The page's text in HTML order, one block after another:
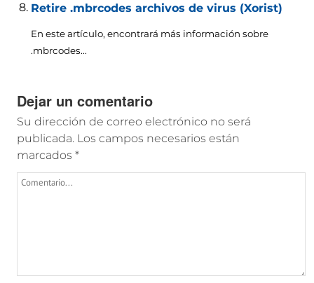
Retire .mbrcodes archivos de virus (Xorist)
En este artículo, encontrará más información sobre
.mbrcodes...
Dejar un comentario
Su dirección de correo electrónico no será
publicada. Los campos necesarios están
marcados *